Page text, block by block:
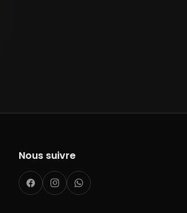
Nous suivre